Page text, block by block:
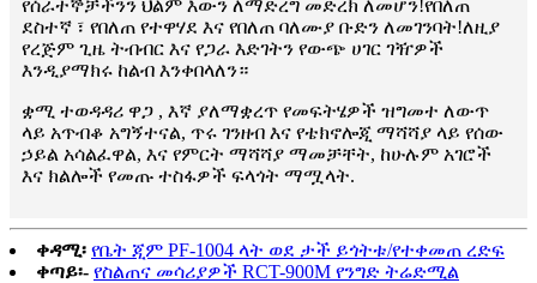
የሰራተኞቻችንን ህልም እውን ለማድረግ መድረክ ለመሆን!የበለጠ
ደስተኛ ፣ የበለጠ የተዋሃደ እና የበለጠ ባለሙያ ቡድን ለመገንባት!ለዚያ
የረጅም ጊዜ ትብብር እና የጋራ እድገትን የውጭ ሀገር ገዥዎች
እንዲያማክሩ ከልብ እንቀበላለን።
ቋሚ ተወዳዳሪ ዋጋ , እኛ ያለማቋረጥ የመፍትሄዎች ዝግመተ ለውጥ
ላይ አጥብቆ አግኝተናል, ጥሩ ገንዘብ እና የቴክኖሎጂ ማሻሻያ ላይ የሰው
ኃይል አሳልፈዋል, እና የምርት ማሻሻያ ማመቻቸት, ከሁሉም አገሮች
እና ክልሎች የመጡ ተስፋዎች ፍላጎት ማሟላት.
ቀዳሚ፡ የቤት ጂም PF-1004 ላት ወደ ታች ይጎትቱ/የተቀመጠ ረድፍ
ቀጣይ፡- የስልጠና መሳሪያዎች RCT-900M የንግድ ትሬድሚል